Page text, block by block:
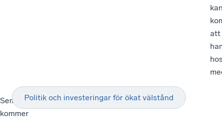
att
Seminariet
kommer
Politik och investeringar för ökat välstånd